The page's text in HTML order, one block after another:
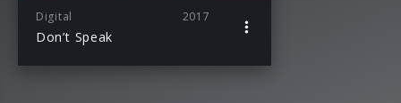
Digital 2017
Don’t Speak